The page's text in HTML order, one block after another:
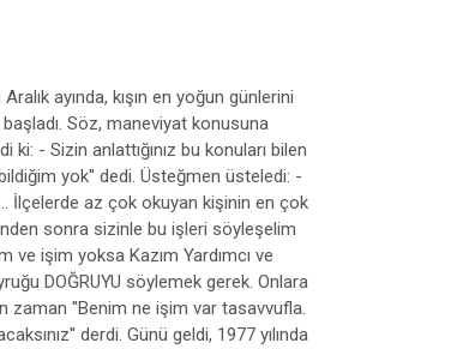
ayında, kışın en yoğun günlerini
Söz, maneviyat konusuna
- Sizin anlattığınız bu konuları bilen
yok'' dedi. Üsteğmen üsteledi: -
İlçelerde az çok okuyan kişinin en çok
sonra sizinle bu işleri söyleşelim
işim yoksa Kazım Yardımcı ve
DOĞRUYU söylemek gerek. Onlara
zaman ''Benim ne işim var tasavvufla.
derdi. Günü geldi, 1977 yılında